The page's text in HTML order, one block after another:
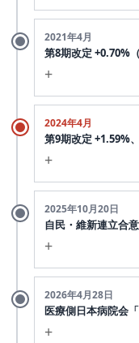
消費税8%→10%引
+2.13% の内訳
見直し +0.06% 。
純粋に「消費税対
る 。サービス別単
単位、介護医療院
補填方式」は介護
2021年4月
第8期改定 +0.70%
+
新型コロナウイル
2024年4月
第9期改定 +1.59%
+
全体プラス改定の
時間別単価が一律
遇改善加算」を取
だ。
燃料費・車両維持
2025年10月20日
自民・維新連立合
+
連立政権合意書の
度医療機器および
り方の見直し」が
2026年4月28日
医療側日本病院会
+